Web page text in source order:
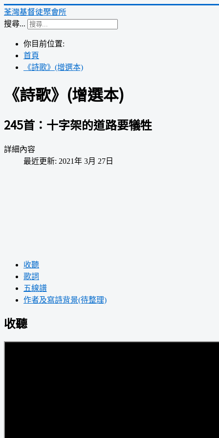
荃灣基督徒聚會所
搜尋...
你目前位置:
首頁
《詩歌》(增選本)
《詩歌》(增選本)
245首：十字架的道路要犠牲
詳細內容
最近更新: 2021年 3月 27日
收聽
歌詞
五線譜
作者及寫詩背景(待整理)
收聽